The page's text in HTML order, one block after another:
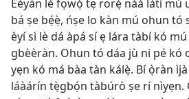
Èèyàn lè fọwọ́ tẹ rorẹ́ náà láti mú
bá ṣe bẹ́ẹ̀, ńṣe lo kàn mú ohun tó
èyí sì lè dá àpá sí ẹ lára tàbí kó
gbèèràn. Ohun tó dáa jù ni pé kó
yẹn kó má bàa tàn kálẹ̀. Bí ọ̀ràn
láàárín tẹ̀gbọ́n tàbúrò ṣe rí nìyẹn.